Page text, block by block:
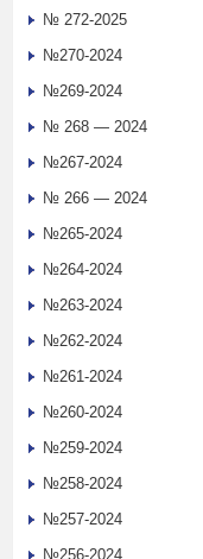
№ 272-2025
№270-2024
№269-2024
№ 268 — 2024
№267-2024
№ 266 — 2024
№265-2024
№264-2024
№263-2024
№262-2024
№261-2024
№260-2024
№259-2024
№258-2024
№257-2024
№256-2024